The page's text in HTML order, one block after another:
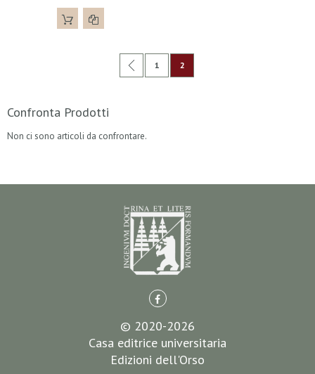
Pagina Pagina
Precedente
Pagina
1 Attualmente stai leggendo la
2
Confronta Prodotti
Non ci sono articoli da confrontare.
© 2020-2026
Casa editrice universitaria
Edizioni dell'Orso